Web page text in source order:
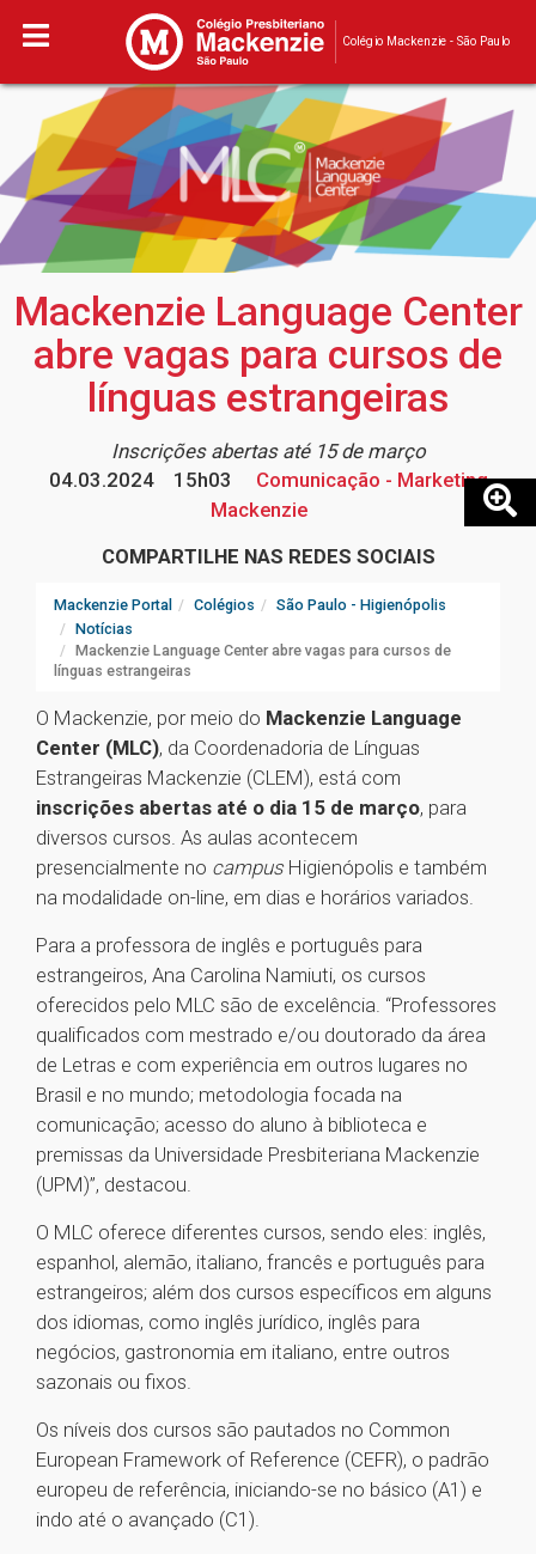
Colégio Mackenzie - São Paulo
Mackenzie Language Center
abre vagas para cursos de
línguas estrangeiras
Inscrições abertas até 15 de março
04.03.2024
15h03
Comunicação - Marketing
Mackenzie
COMPARTILHE NAS REDES SOCIAIS
Mackenzie Portal Colégios
São Paulo - Higienópolis
Notícias
Mackenzie Language Center abre vagas para cursos de
línguas estrangeiras
O Mackenzie, por meio do Mackenzie Language
Center (MLC), da Coordenadoria de Línguas
Estrangeiras Mackenzie (CLEM), está com
inscrições abertas até o dia 15 de março, para
diversos cursos. As aulas acontecem
presencialmente no campus Higienópolis e também
na modalidade on-line, em dias e horários variados.
Para a professora de inglês e português para
estrangeiros, Ana Carolina Namiuti, os cursos
oferecidos pelo MLC são de excelência. “Professores
qualificados com mestrado e/ou doutorado da área
de Letras e com experiência em outros lugares no
Brasil e no mundo; metodologia focada na
comunicação; acesso do aluno à biblioteca e
premissas da Universidade Presbiteriana Mackenzie
(UPM)”, destacou.
O MLC oferece diferentes cursos, sendo eles: inglês,
espanhol, alemão, italiano, francês e português para
estrangeiros; além dos cursos específicos em alguns
dos idiomas, como inglês jurídico, inglês para
negócios, gastronomia em italiano, entre outros
sazonais ou fixos.
Os níveis dos cursos são pautados no Common
European Framework of Reference (CEFR), o padrão
europeu de referência, iniciando-se no básico (A1) e
indo até o avançado (C1).